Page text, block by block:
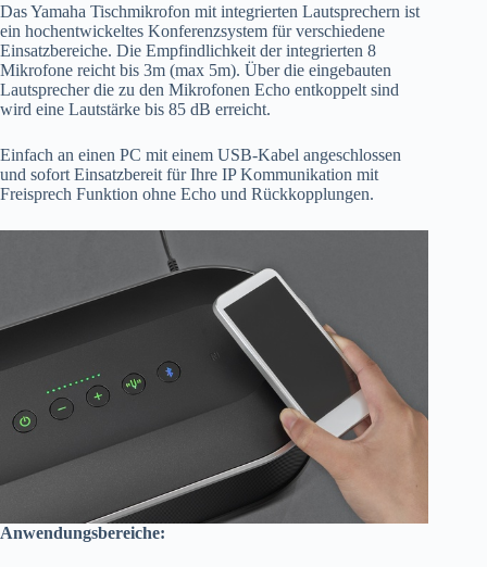
Das Yamaha Tischmikrofon mit integrierten Lautsprechern ist
ein hochentwickeltes Konferenzsystem für verschiedene
Einsatzbereiche. Die Empfindlichkeit der integrierten 8
Mikrofone reicht bis 3m (max 5m). Über die eingebauten
Lautsprecher die zu den Mikrofonen Echo entkoppelt sind
wird eine Lautstärke bis 85 dB erreicht.
Einfach an einen PC mit einem USB-Kabel angeschlossen
und sofort Einsatzbereit für Ihre IP Kommunikation mit
Freisprech Funktion ohne Echo und Rückkopplungen.
Anwendungsbereiche: